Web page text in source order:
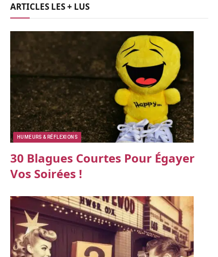
ARTICLES LES + LUS
HUMEURS & RÉFLEXIONS
30 Blagues Courtes Pour Égayer
Vos Soirées !